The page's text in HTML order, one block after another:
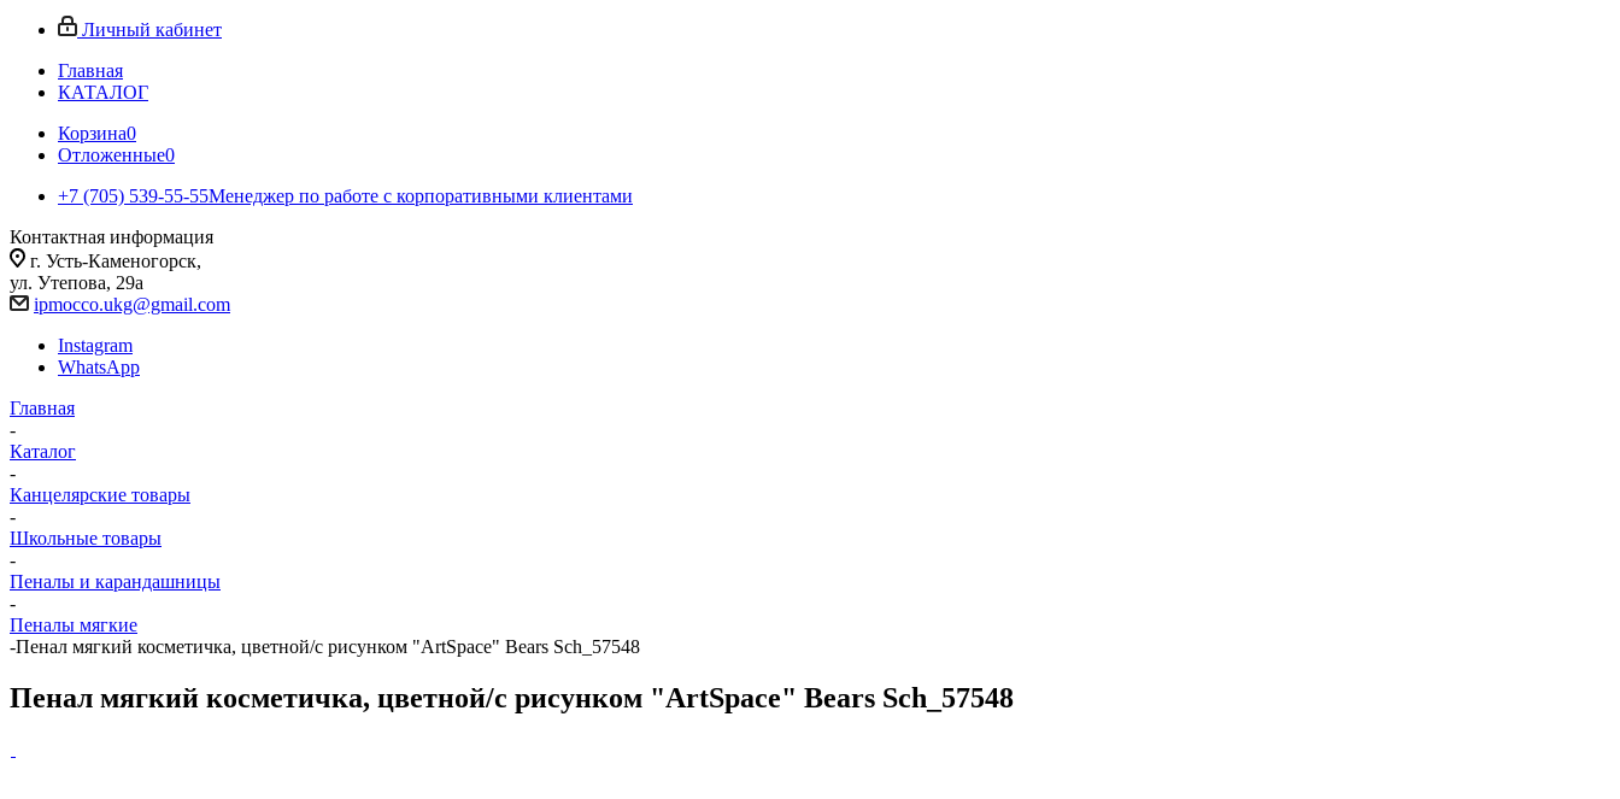
Личный кабинет
Главная
КАТАЛОГ
Корзина0
Отложенные0
+7 (705) 539-55-55Менеджер по работе с корпоративными клиентами
Контактная информация
г. Усть-Каменогорск,
ул. Утепова, 29а
ipmocco.ukg@gmail.com
Instagram
WhatsApp
Главная
-
Каталог
-
Канцелярские товары
-
Школьные товары
-
Пеналы и карандашницы
-
Пеналы мягкие
-Пенал мягкий косметичка, цветной/с рисунком "ArtSpace" Bears Sch_57548
Пенал мягкий косметичка, цветной/с рисунком "ArtSpace" Bears Sch_57548